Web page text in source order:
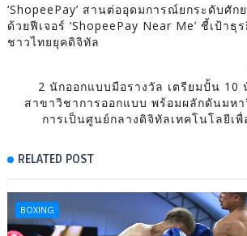
‘ShopeePay’ สานต่ออุดมการณ์ยกระดับศัก
ด้วยฟีเจอร์ ‘ShopeePay Near Me’ ชี้เป้าธุ
ชาวไทยยุคดิจิทัล
2 นักออกแบบมือรางวัล เตรียมปั้น
สาขาวิชาการออกแบบ พร้อมผลักดันมห
การเป็นศูนย์กลางดิจิทัลเทคโนโลยีเ
RELATED POST
BOXING